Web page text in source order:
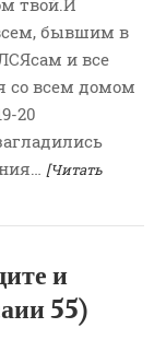
бывшим в
и все
со всем домом
20
[Читать
и
55)